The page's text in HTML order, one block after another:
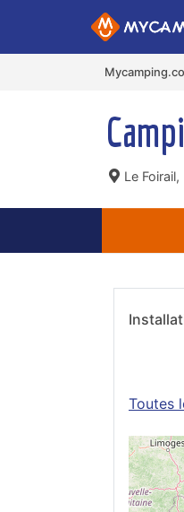
Le Foirail,
Toutes